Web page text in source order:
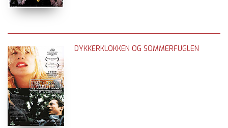
DYKKERKLOKKEN OG SOMMERFUGLEN